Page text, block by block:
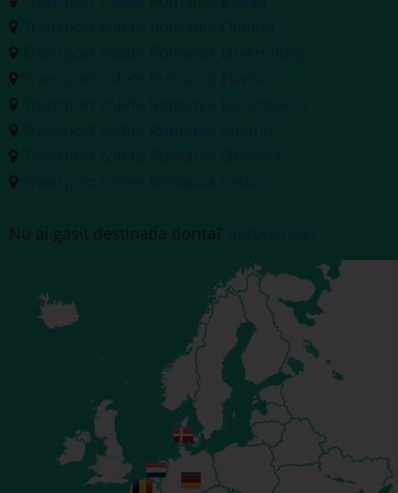
Nu ai gasit destinatia dorita?